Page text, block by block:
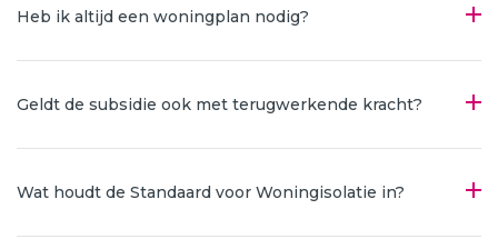
Heb ik altijd een woningplan nodig?
Geldt de subsidie ook met terugwerkende kracht?
Wat houdt de Standaard voor Woningisolatie in?